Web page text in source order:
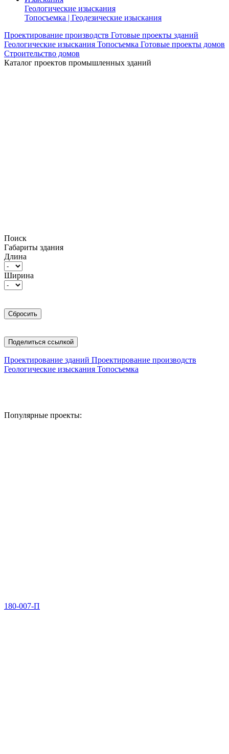
Геологические изыскания
Топосъемка | Геодезические изыскания
Проектирование производств Готовые проекты зданий
Геологические изыскания Топосъемка Готовые проекты домов
Строительство домов
Каталог проектов промышленных зданий
Поиск
Габариты здания
Длина
Ширина
Поделиться ссылкой
Проектирование зданий Проектирование производств
Геологические изыскания Топосъемка
Популярные проекты:
180-007-П